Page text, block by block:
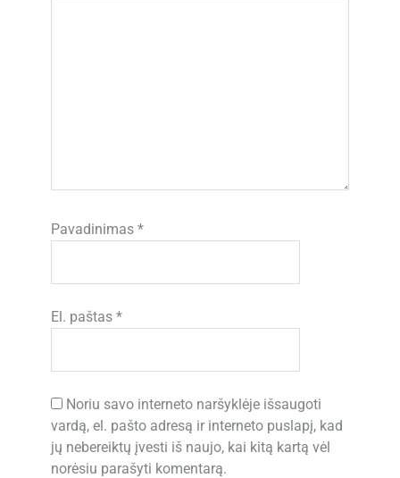
Pavadinimas*
El. paštas*
Noriu savo interneto naršyklėje išsaugoti
vardą, el. pašto adresą ir interneto puslapį, kad
jų nebereiktų įvesti iš naujo, kai kitą kartą vėl
norėsiu parašyti komentarą.